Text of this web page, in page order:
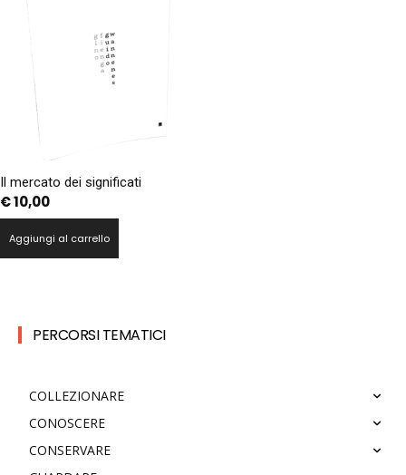
Il mercato dei significati
€10,00
Aggiungi al carrello
PERCORSI TEMATICI
COLLEZIONARE
CONOSCERE
CONSERVARE